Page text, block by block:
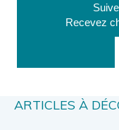
Recevez
ARTICLES À